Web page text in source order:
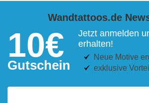
Wandtattoos.de
10€
Gutschein
Jetzt anmelden
erhalten!
Neue Motive
exklusive